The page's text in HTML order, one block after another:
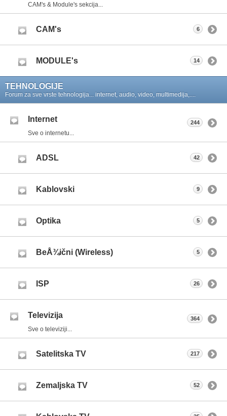
CAM's & Module's sekcija...
CAM's 6
MODULE's 14
TEHNOLOGIJE
Forum za sve vrste tehnologija... internet, audio, video, multimedija,....
Internet
Sve o internetu...
244
ADSL 42
Kablovski 9
Optika 5
BeÅ¾ični (Wireless) 5
ISP 26
Televizija
Sve o televiziji...
364
Satelitska TV 217
Zemaljska TV 52